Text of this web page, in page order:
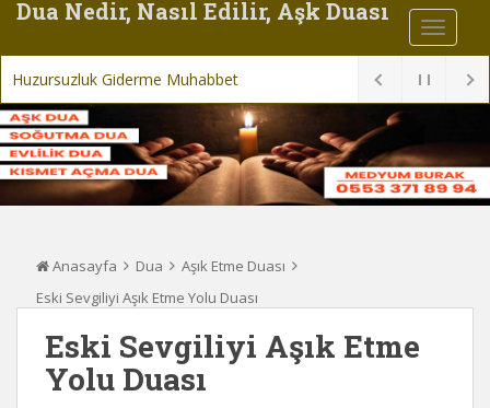
Dua Nedir, Nasıl Edilir, Aşk Duası
Huzursuzluk Giderme Muhabbet Büyüsü Du
Anasayfa Dua
Aşık Etme Duası
Eski Sevgiliyi Aşık Etme Yolu Duası
Eski Sevgiliyi Aşık Etme
Yolu Duası